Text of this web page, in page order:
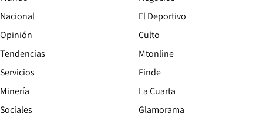
Nacional
Opinión
Tendencias
Servicios
Minería
Sociales
El Deportivo
Culto
Mtonline
Finde
La Cuarta
Glamorama